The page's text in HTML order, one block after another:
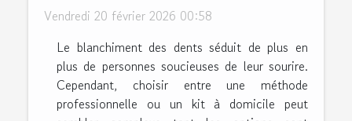
Vendredi 20 février 2026 00:58
Le blanchiment des dents séduit de plus en
plus de personnes soucieuses de leur sourire.
Cependant, choisir entre une méthode
professionnelle ou un kit à domicile peut